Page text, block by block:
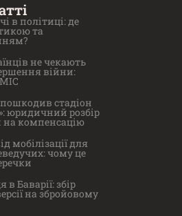
в політиці: де
та
не чекають
війни:
стадіон
юридичний розбір
на компенсацію
мобілізації для
чому це
Баварії: збір
на збройовому